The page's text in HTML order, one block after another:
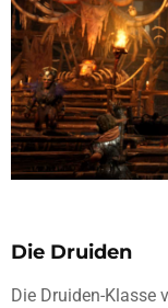
Die Druiden
Die Druiden-Klasse